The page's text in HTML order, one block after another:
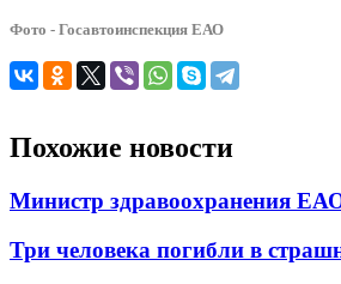
Фото - Госавтоинспекция ЕАО
Похожие новости
Министр здравоохранения
Три человека погибли в